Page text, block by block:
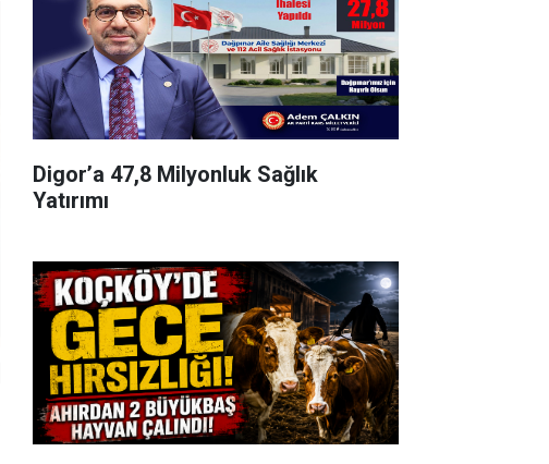
Digor’a 47,8 Milyonluk Sağlık
Yatırımı